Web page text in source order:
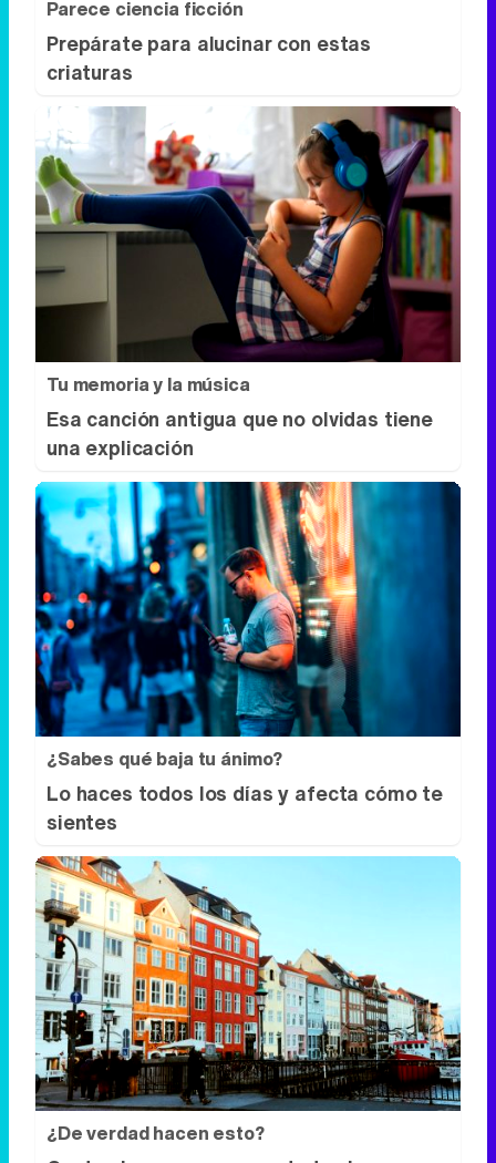
Tu memoria y la música
Esa canción antigua que no olvidas tiene
una explicación
¿Sabes qué baja tu ánimo?
Lo haces todos los días y afecta cómo te
sientes
¿De verdad hacen esto?
Costumbres que rompen todos los
esquemas